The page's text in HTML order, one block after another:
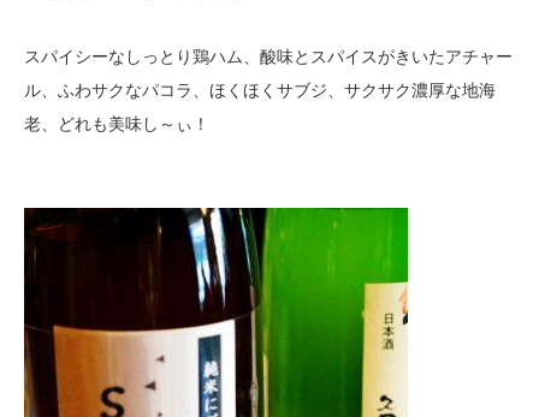
スパイシーなしっとり鶏ハム、酸味とスパイスがきいたアチャー
ル、ふわサクなパコラ、ほくほくサブジ、サクサク濃厚な地海
老、どれも美味し～ぃ！